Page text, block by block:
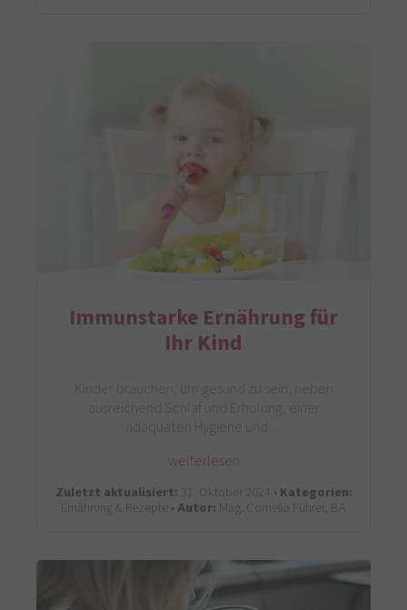
Immunstarke Ernährung für
Ihr Kind
Kinder brauchen, um gesund zu sein, neben
ausreichend Schlaf und Erholung, einer
adäquaten Hygiene und…
weiterlesen
Zuletzt aktualisiert: 31. Oktober 2024 •Kategorien:
Ernährung & Rezepte •Autor: Mag. Cornelia Führer, BA